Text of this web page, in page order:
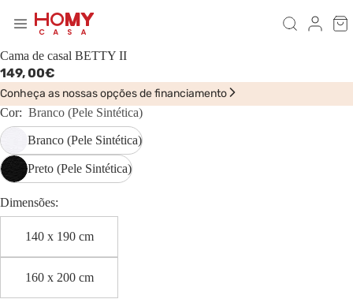
Cama de casal BETTY II
149,00€
Conheça as nossas opções de financiamento
Cor: Branco (Pele Sintética)
Branco (Pele Sintética)
Preto (Pele Sintética)
Dimensões:
140 x 190 cm
160 x 200 cm